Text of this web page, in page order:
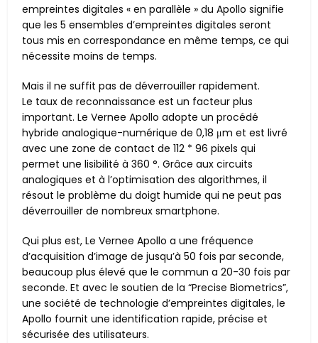
empreintes digitales « en parallèle » du Apollo signifie
que les 5 ensembles d’empreintes digitales seront
tous mis en correspondance en même temps, ce qui
nécessite moins de temps.
Mais il ne suffit pas de déverrouiller rapidement.
Le taux de reconnaissance est un facteur plus
important. Le Vernee Apollo adopte un procédé
hybride analogique-numérique de 0,18 μm et est livré
avec une zone de contact de 112 * 96 pixels qui
permet une lisibilité à 360 °. Grâce aux circuits
analogiques et à l’optimisation des algorithmes, il
résout le problème du doigt humide qui ne peut pas
déverrouiller de nombreux smartphone.
Qui plus est, Le Vernee Apollo a une fréquence
d’acquisition d’image de jusqu’à 50 fois par seconde,
beaucoup plus élevé que le commun a 20-30 fois par
seconde. Et avec le soutien de la “Precise Biometrics”,
une société de technologie d’empreintes digitales, le
Apollo fournit une identification rapide, précise et
sécurisée des utilisateurs.